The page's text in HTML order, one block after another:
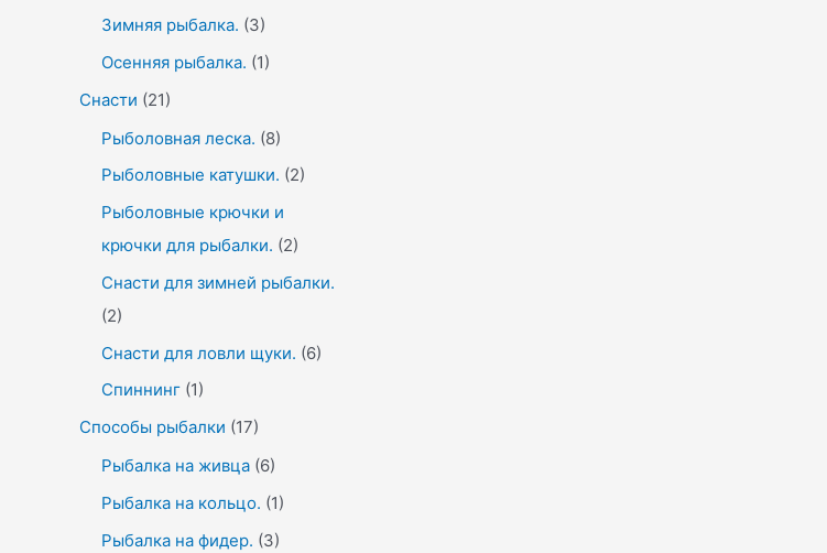
Зимняя рыбалка. (3)
Осенняя рыбалка. (1)
Снасти (21)
Рыболовная леска. (8)
Рыболовные катушки. (2)
Рыболовные крючки и
крючки для рыбалки. (2)
Снасти для зимней рыбалки.
(2)
Снасти для ловли щуки. (6)
Спиннинг (1)
Способы рыбалки (17)
Рыбалка на живца (6)
Рыбалка на кольцо. (1)
Рыбалка на фидер. (3)